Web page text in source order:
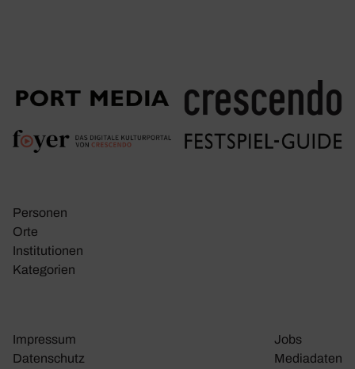
Personen
Orte
Insti­tu­tionen
Kate­go­rien
Impressum
Daten­schutz
Jobs
Media­daten